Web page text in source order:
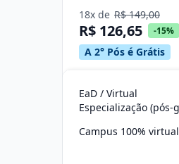
18x de R$ 149,00
R$ 126,65 -15%
A 2° Pós é Grátis
EaD / Virtual
Campus 100% virtual